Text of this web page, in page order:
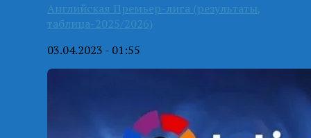
Английская Премьер-лига (результаты,
таблица-2025/2026)
03.04.2023 - 01:55